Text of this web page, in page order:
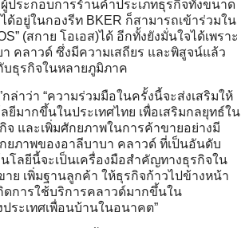
ประกอบการร้านค้าประเภทธุรกิจทั้งขนาด
ด้อยู่ในกองรีท BKER ก็สามารถเข้าร่วมใน
(สกาย โอเอส)ได้ อีกทั้งยังมั่นใจได้เพราะ
คลาวด์ ซึ่งมีความเสถียร และพิสูจน์แล้ว
บธุรกิจในหลายภูมิภาค
กล่าว่า “ความร่วมมือในครั้งนี้จะส่งเสริมให้
ยีมากขึ้นในประเทศไทย เพื่อเสริมกลยุทธ์ใน
จ และเพิ่มศักยภาพในการค้าขายอย่างมี
ยภาพของอาลีบาบา คลาวด์ ที่เป็นอันดับ
นโลยีนี้จะเป็นเครื่องมือสำคัญทางธุรกิจใน
าย เพิ่มฐานลูกค้า ให้ธุรกิจก้าวไปข้างหน้า
ดการใช้บริการคลาวด์มากขึ้นใน
ประเทศเพื่อนบ้านในอนาคต”